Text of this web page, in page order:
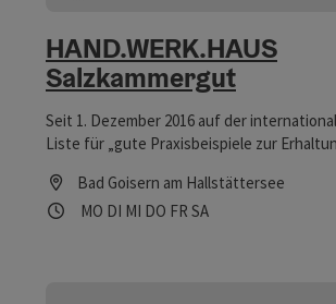
HAND.WERK.HAUS
Salzkammergut
Seit 1. Dezember 2016 auf der
Liste für „gute Praxisbeispiele zur
mit moderner Architektur | Viel Handwerk
einem Dach | Ausstellung in zwei
Bad Goisern am Hallstättersee
Öffnungszeiten
MO Montag geöffnet
DI Dienstag geöffnet
MI Mittwoch geöffnet
DO Donnerstag geöffnet
FR Freitag geöffnet
SASamstag geöffnet